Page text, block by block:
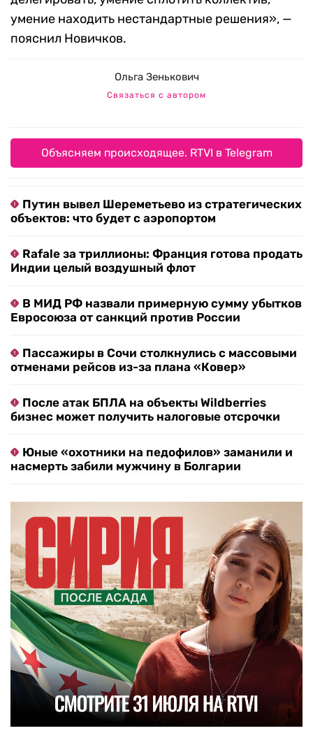
умение находить нестандартные решения», —
пояснил Новичков.
Ольга Зенькович
Связаться с автором
Объясняем происходящее. RTVI в Telegram
Путин вывел Шереметьево из стратегических
объектов: что будет с аэропортом
Rafale за триллионы: Франция готова продать
Индии целый воздушный флот
В МИД РФ назвали примерную сумму убытков
Евросоюза от санкций против России
Пассажиры в Сочи столкнулись с массовыми
отменами рейсов из-за плана «Ковер»
После атак БПЛА на объекты Wildberries
бизнес может получить налоговые отсрочки
Юные «охотники на педофилов» заманили и
насмерть забили мужчину в Болгарии